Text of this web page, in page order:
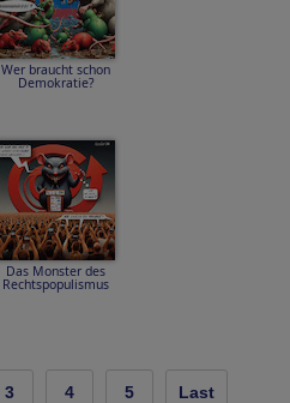
Wer braucht schon
Demokratie?
Das Monster des
Rechtspopulismus
3 4 5 Last